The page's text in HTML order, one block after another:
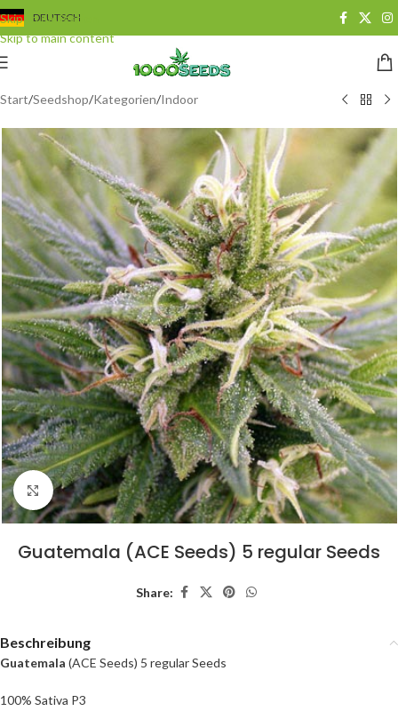
Skip to navigation
Skip to main content
DEUTSCH
Start/Seedshop/Kategorien/Indoor
Click to enlarge
Guatemala (ACE Seeds) 5 regular Seeds
Share:
Beschreibung
Guatemala (ACE Seeds) 5 regular Seeds
100% Sativa P3